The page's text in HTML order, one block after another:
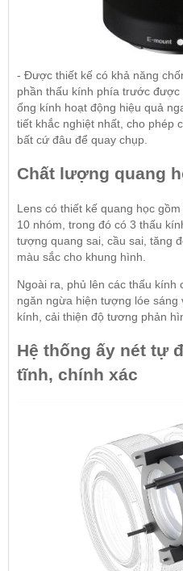
- Được thiết kế có khả năng
phần thấu kính phía trước
ống kính hoạt động hiệu quả
tiết khắc nghiệt nhất, cho phép
bất cứ đâu để quay chụp.
Chất lượng quang
Lens có thiết kế quang học
10 nhóm, trong đó có 3 thấu
tượng quang sai, cầu sai, tăng
màu sắc cho khung hình.
Ngoài ra, phủ lên các thấu kính
ngăn ngừa hiện tượng lóe
kính, cải thiện độ tương phản
Hệ thống ấy nét tự
tĩnh, chính xác